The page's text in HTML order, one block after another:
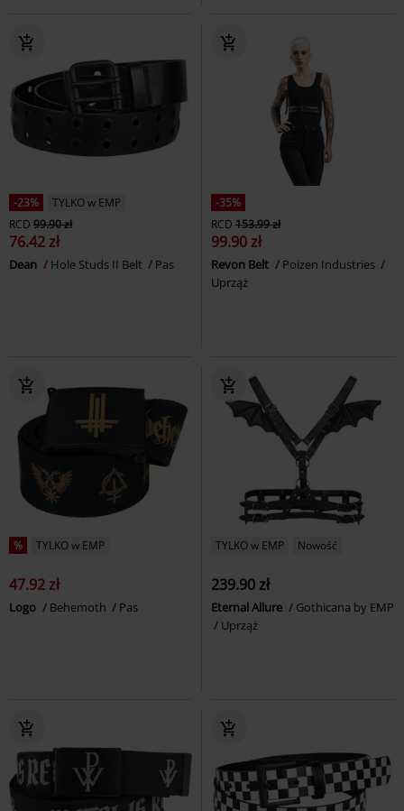
-23%
TYLKO w EMP
RCD 99.90 zł
76.42 zł
Dean Hole Studs II Belt Pas
-35%
RCD 153.99 zł
99.90 zł
Revon Belt
Poizen Industries
Uprząż
% TYLKO w EMP
47.92 zł
Logo Behemoth Pas
TYLKO w EMP Nowość
239.90 zł
Eternal Allure
Gothicana by EMP
Uprząż